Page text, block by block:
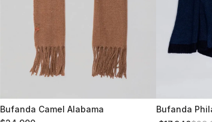
S/T
Bufanda Camel Alabama
TALLA
Bufanda
Indigo